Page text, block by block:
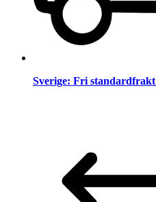
Sverige: Fri standardfrakt